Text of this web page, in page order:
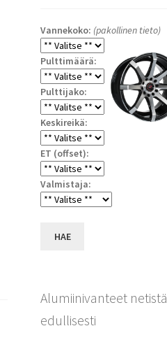
Vannekoko: (pakollinen tieto)
Pulttimäärä:
Pulttijako:
Keskireikä:
ET (offset):
Valmistaja:
HAE
Alumiinivanteet netistä
edullisesti